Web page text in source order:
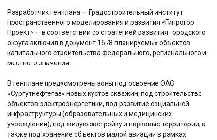
Разработчик генплана — Градостроительный институт
пространственного моделирования и развития «Гипрогор
Проект» — в соответствии со стратегией развития городского
округа включил в документ 1678 планируемых объектов
капитального строительства федерального, регионального и
местного значения.
В генплане предусмотрены зоны под освоение ОАО
«Сургутнефтегаз» новых кустов скважин, под строительство
объектов электроэнергетики, под развитие социальной
инфраструктуры (образовательных и медицинских
учреждений), под жилую застройку и парковые территории, а
также под хранение объектов малой авиации в рамках